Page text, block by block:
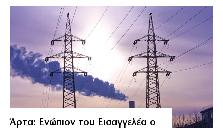
Άρτα: Ενώπιον του Εισαγγελέα ο